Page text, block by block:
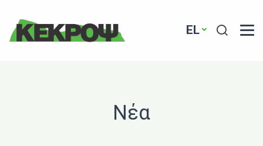
Header Logo EL Search
Νέα